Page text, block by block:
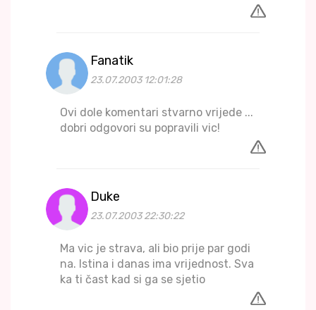
Fanatik
23.07.2003 12:01:28
Ovi dole komentari stvarno vrijede ...
dobri odgovori su popravili vic!
Duke
23.07.2003 22:30:22
Ma vic je strava, ali bio prije par godi
na. Istina i danas ima vrijednost. Sva
ka ti čast kad si ga se sjetio